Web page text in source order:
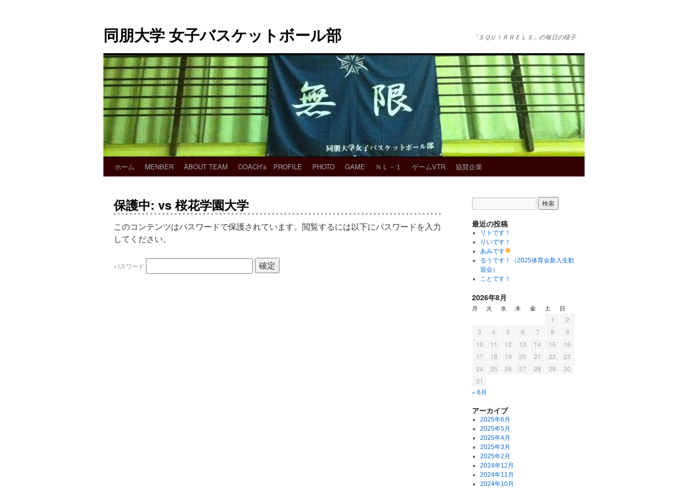
同朋大学 女子バスケットボール部 「ＳＱＵＩＲＲＥＬＳ」の毎日の様子
ホーム MENBER ABOUT TEAM COACH’s PROFILE PHOTO GAME ＮＬ－１ ゲームVTR 協賛企業
保護中: vs 桜花学園大学
このコンテンツはパスワードで保護されています。閲覧するには以下にパスワードを入力
してください。
パスワード
最近の投稿
リトです！
りいです！
あみです
るうです！（2025体育会新入生歓
迎会）
ことです！
2026年8月
月 火 水 木 金 土 日
« 6月
1
2
3
4 5 6 7 8
9
10
11 12 13 14 15
16
17
18 19 20 21 22
23
24
25 26 27 28 29
30
31
アーカイブ
2025年6月
2025年5月
2025年4月
2025年3月
2025年2月
2024年12月
2024年11月
2024年10月